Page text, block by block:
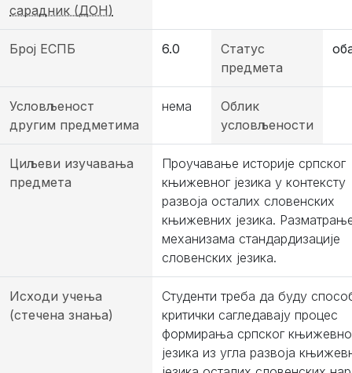
сарадник (ДОН)
Број ЕСПБ 6.0
Статус
предмета
Условљеност
другим предметима
нема
Облик
условљености
Циљеви изучавања
предмета
Проучавање историје српског
књижевног језика у контексту
развоја осталих словенских
књижевних језика.
механизама стандардизације
словенских језика.
Исходи учења
(стечена знања)
Студенти треба да буду
критички сагледавају процес
формирања српског
језика из угла развоја